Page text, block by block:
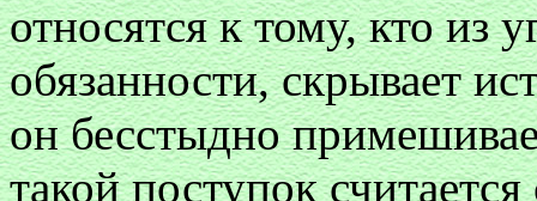
относятся к тому, кто из
обязанности, скрывает
он бесстыдно
такой поступок